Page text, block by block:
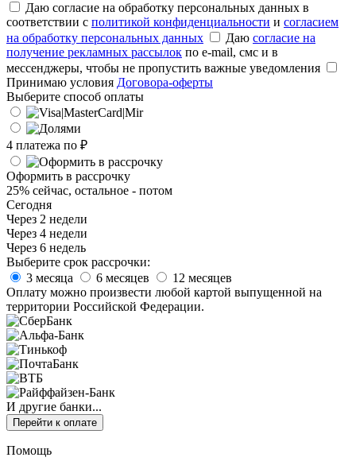
Даю согласие на обработку персональных данных в
соответствии с политикой конфиденциальности и согласием
на обработку персональных данных
Даю согласие на
получение рекламных рассылок по e-mail, смс и в
мессенджеры, чтобы не пропустить важные уведомления
Принимаю условия Договора-оферты
Выберите способ оплаты
4 платежа по ₽
Оформить в рассрочку
25% сейчас, остальное - потом
Сегодня
Через 2 недели
Через 4 недели
Через 6 недель
Выберите срок рассрочки:
3 месяца
6 месяцев
12 месяцев
Оплату можно произвести любой картой выпущенной на
территории Российской Федерации.
И другие банки...
Перейти к оплате
Помощь